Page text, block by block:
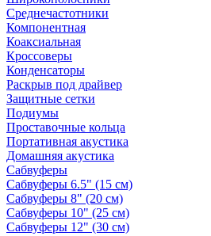
Среднечастотники
Компонентная
Коаксиальная
Кроссоверы
Конденсаторы
Раскрыв под драйвер
Защитные сетки
Подиумы
Проставочные кольца
Портативная акустика
Домашняя акустика
Сабвуферы
Сабвуферы 6.5" (15 см)
Сабвуферы 8" (20 см)
Сабвуферы 10" (25 см)
Сабвуферы 12" (30 см)